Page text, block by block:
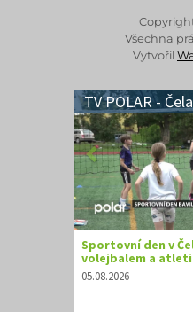
Všechna
Vytvořil